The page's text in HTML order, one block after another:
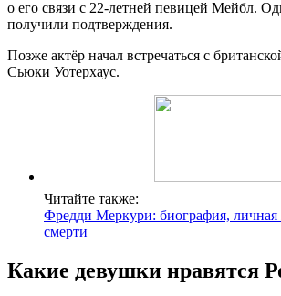
о его связи с 22-летней певицей Мейбл.
получили подтверждения.
Позже актёр начал встречаться с
Сьюки Уотерхаус.
Читайте также:
Фредди Меркури: биография,
смерти
Какие девушки нравятся